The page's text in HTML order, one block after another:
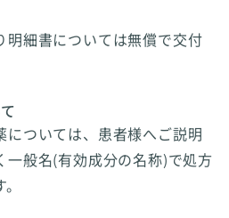
明細書については無償で交付
については、患者様へご説明
一般名(有効成分の名称)で処方